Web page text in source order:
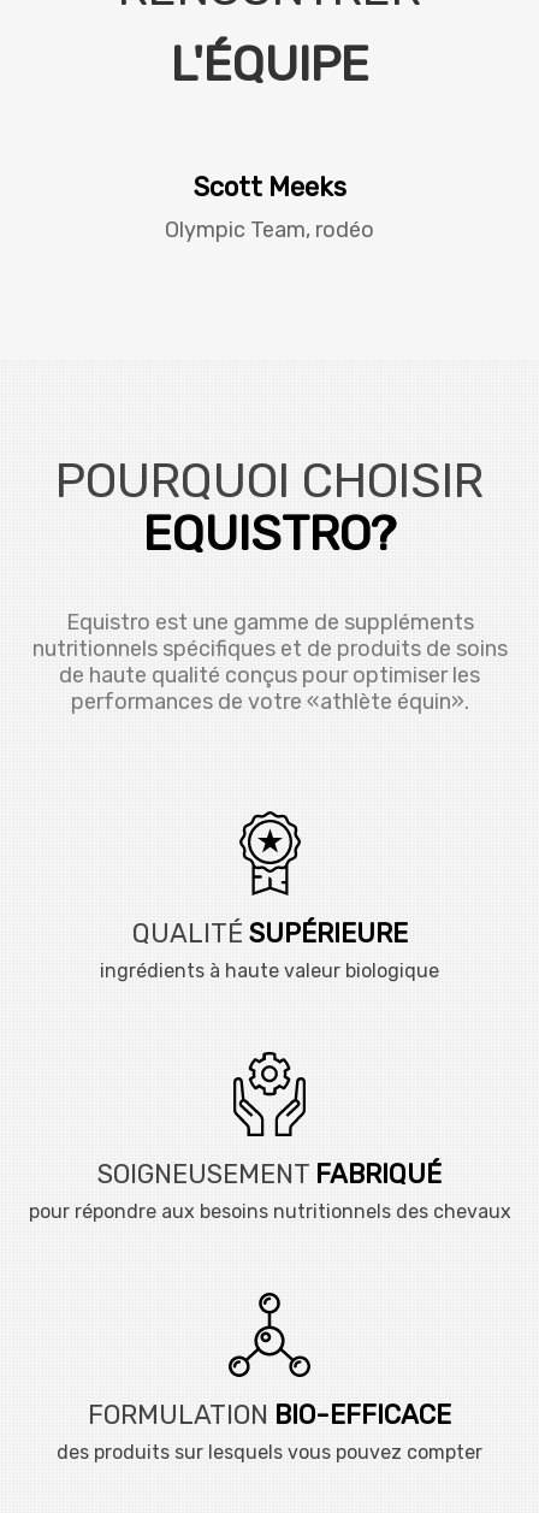
L'ÉQUIPE
Scott Meeks
Olympic Team, rodéo
POURQUOI CHOISIR
EQUISTRO?
Equistro est une gamme de suppléments
nutritionnels spécifiques et de produits de soins
de haute qualité conçus pour optimiser les
performances de votre «athlète équin».
QUALITÉ SUPÉRIEURE
ingrédients à haute valeur biologique
SOIGNEUSEMENT FABRIQUÉ
pour répondre aux besoins nutritionnels des chevaux
FORMULATION BIO-EFFICACE
des produits sur lesquels vous pouvez compter